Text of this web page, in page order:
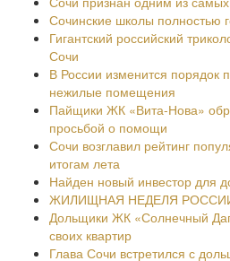
Сочинские школы полностью
Гигантский российский
Сочи
В России изменится порядок
нежилые помещения
Пайщики ЖК «Вита-Нова»
просьбой о помощи
Сочи возглавил рейтинг
итогам лета
Найден новый инвестор для
ЖИЛИЩНАЯ НЕДЕЛЯ
Дольщики ЖК «Солнечный
своих квартир
Глава Сочи встретился с